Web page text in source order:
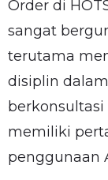
Order di
sangat
terutama
disiplin
memiliki
penggunaan